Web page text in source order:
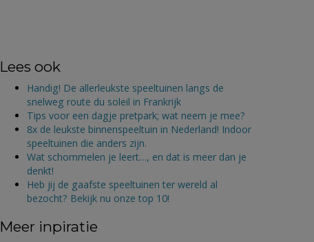
Lees ook
Handig! De allerleukste speeltuinen langs de
snelweg route du soleil in Frankrijk
Tips voor een dagje pretpark; wat neem je mee?
8x de leukste binnenspeeltuin in Nederland! Indoor
speeltuinen die anders zijn.
Wat schommelen je leert…, en dat is meer dan je
denkt!
Heb jij de gaafste speeltuinen ter wereld al
bezocht? Bekijk nu onze top 10!
Meer inpiratie